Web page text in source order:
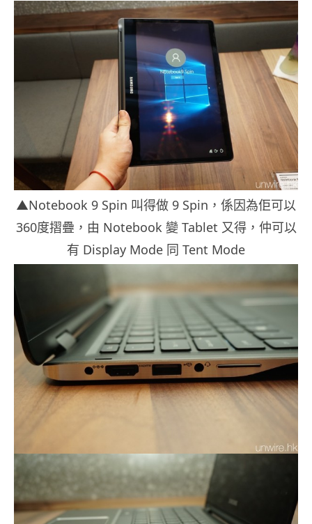
▲Notebook 9 Spin 叫得做 9 Spin，係因為佢可以
360度摺疊，由 Notebook 變 Tablet 又得，仲可以
有 Display Mode 同 Tent Mode